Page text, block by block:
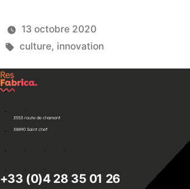
13 octobre 2020
culture, innovation
3553 route de chamont
38890 Saint chef
+33 (0)4 28 35 01 26